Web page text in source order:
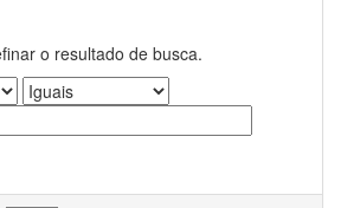
o resultado de busca.